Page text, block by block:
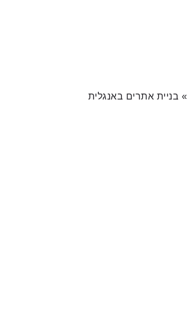
» בניית אתרים באנגלית